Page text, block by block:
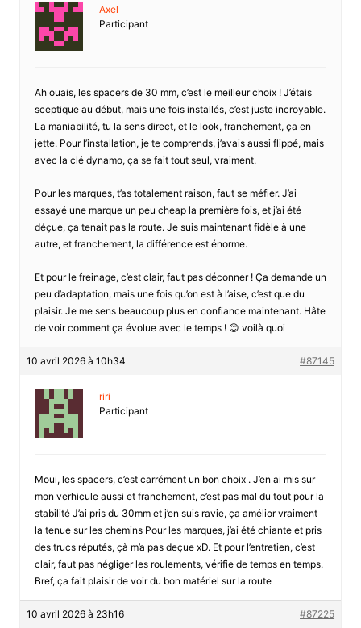
Axel
Participant
Ah ouais, les spacers de 30 mm, c’est le meilleur choix ! J’étais
sceptique au début, mais une fois installés, c’est juste incroyable.
La maniabilité, tu la sens direct, et le look, franchement, ça en
jette. Pour l’installation, je te comprends, j’avais aussi flippé, mais
avec la clé dynamo, ça se fait tout seul, vraiment.
Pour les marques, t’as totalement raison, faut se méfier. J’ai
essayé une marque un peu cheap la première fois, et j’ai été
déçue, ça tenait pas la route. Je suis maintenant fidèle à une
autre, et franchement, la différence est énorme.
Et pour le freinage, c’est clair, faut pas déconner ! Ça demande un
peu d’adaptation, mais une fois qu’on est à l’aise, c’est que du
plaisir. Je me sens beaucoup plus en confiance maintenant. Hâte
de voir comment ça évolue avec le temps ! 😊 voilà quoi
10 avril 2026 à 10h34 #87145
riri
Participant
Moui, les spacers, c’est carrément un bon choix . J’en ai mis sur
mon verhicule aussi et franchement, c’est pas mal du tout pour la
stabilité J’ai pris du 30mm et j’en suis ravie, ça amélior vraiment
la tenue sur les chemins Pour les marques, j’ai été chiante et pris
des trucs réputés, çà m’a pas deçue xD. Et pour l’entretien, c’est
clair, faut pas négliger les roulements, vérifie de temps en temps.
Bref, ça fait plaisir de voir du bon matériel sur la route
10 avril 2026 à 23h16 #87225